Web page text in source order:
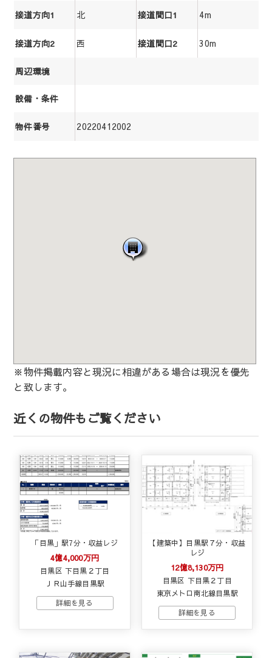
接道方向1 北 接道間口1 4m
接道方向2 西 接道間口2 30m
周辺環境
設備・条件
物件番号 20220412002
※物件掲載内容と現況に相違がある場合は現況を優先
と致します。
近くの物件もご覧ください
「目黒」駅7分・収益レジ
4億4,000万円
目黒区 下目黒２丁目
ＪＲ山手線目黒駅
【建築中】目黒駅７分・収益
レジ
12億8,130万円
目黒区 下目黒２丁目
東京メトロ南北線目黒駅